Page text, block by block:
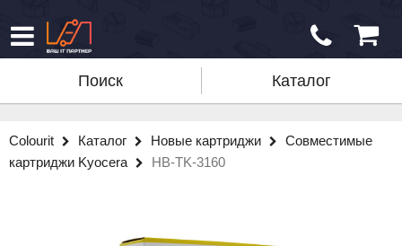
Поиск Каталог
Colourit Каталог Новые картриджи
Совместимые
картриджи Kyocera
HB-TK-3160